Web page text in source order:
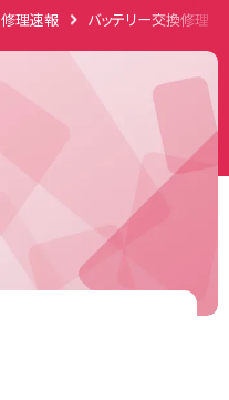
修理速報 バッテリー交換修理